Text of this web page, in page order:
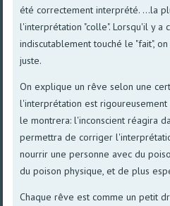
été correctement interprété. ...la
l'interprétation "colle". Lorsqu'il y a
indiscutablement touché le "fait",
juste.
On explique un rêve selon une
l'interprétation est
le montrera: l'inconscient réagira
permettra de corriger
nourrir une personne avec du
du poison physique, et de plus
Chaque rêve est comme un petit